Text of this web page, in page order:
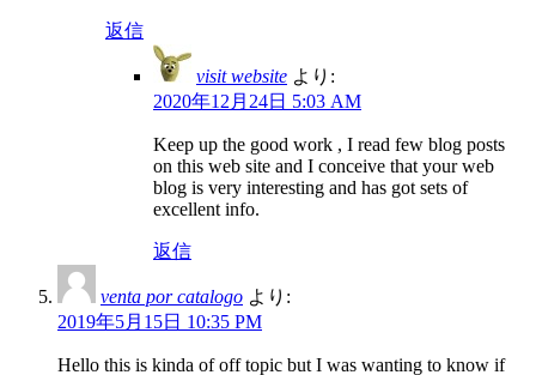
返信
visit website より:
2020年12月24日 5:03 AM
Keep up the good work , I read few blog posts
on this web site and I conceive that your web
blog is very interesting and has got sets of
excellent info.
返信
venta por catalogo より:
2019年5月15日 10:35 PM
Hello this is kinda of off topic but I was wanting to know if